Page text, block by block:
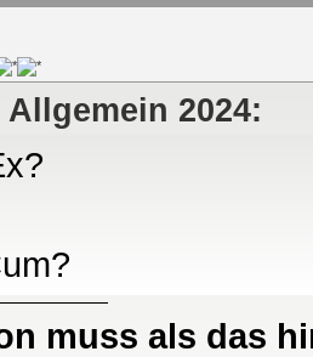
Allgemein 2024:
muss als das